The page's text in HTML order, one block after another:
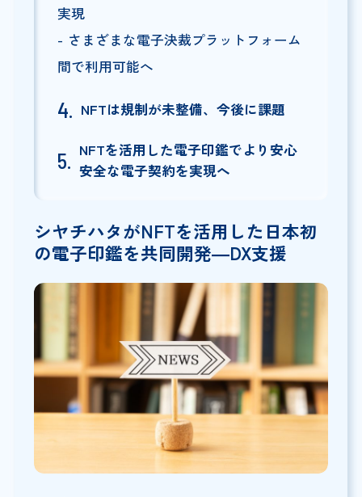
実現
さまざまな電子決裁プラットフォーム
間で利用可能へ
NFTは規制が未整備、今後に課題
NFTを活用した電子印鑑でより安心
安全な電子契約を実現へ
シヤチハタがNFTを活用した日本初
の電子印鑑を共同開発―DX支援